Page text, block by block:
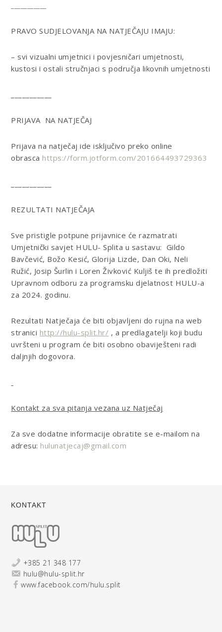
PRAVO SUDJELOVANJA NA NATJEČAJU IMAJU:
– svi vizualni umjetnici i povjesničari umjetnosti,
kustosi i ostali stručnjaci s područja likovnih umjetnosti
PRIJAVA NA NATJEČAJ
Prijava na natječaj ide isključivo preko online
obrasca https://form.jotform.com/201664493729363
REZULTATI NATJEČAJA
Sve pristigle potpune prijavnice će razmatrati
Umjetnički savjet HULU- Splita u sastavu: Gildo
Bavčević, Božo Kesić, Glorija Lizde, Dan Oki, Neli
Ružić, Josip Šurlin i Loren Živković Kuljiš te ih predložiti
Upravnom odboru za programsku djelatnost HULU-a
za 2024. godinu.
Rezultati Natječaja će biti objavljeni do rujna na web
stranici http://hulu-split.hr/ , a predlagatelji koji budu
uvršteni u program će biti osobno obaviješteni radi
daljnjih dogovora.
Kontakt za sva pitanja vezana uz Natječaj
Za sve dodatne informacije obratite se e-mailom na
adresu: hulunatjecaj@gmail.com
KONTAKT
+385 21 348 177
hulu@hulu-split.hr
www.facebook.com/hulu.split